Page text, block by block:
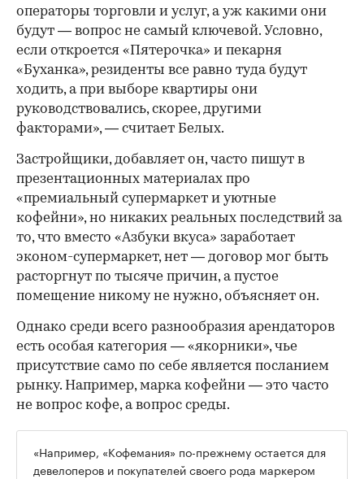
операторы торговли и услуг, а уж какими они
будут — вопрос не самый ключевой. Условно,
если откроется «Пятерочка» и пекарня
«Буханка», резиденты все равно туда будут
ходить, а при выборе квартиры они
руководствовались, скорее, другими
факторами», — считает Белых.
Застройщики, добавляет он, часто пишут в
презентационных материалах про
«премиальный супермаркет и уютные
кофейни», но никаких реальных последствий за
то, что вместо «Азбуки вкуса» заработает
эконом-супермаркет, нет — договор мог быть
расторгнут по тысяче причин, а пустое
помещение никому не нужно, объясняет он.
Однако среди всего разнообразия арендаторов
есть особая категория — «якорники», чье
присутствие само по себе является посланием
рынку. Например, марка кофейни — это часто
не вопрос кофе, а вопрос среды.
«Например, «Кофемания» по-прежнему остается для
девелоперов и покупателей своего рода маркером